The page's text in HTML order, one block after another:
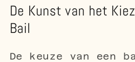
De Kunst van het
Bail
De keuze van een